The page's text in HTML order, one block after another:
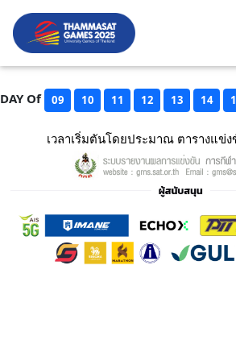
DAY Of 09 10 11 12 13 14
เวลาเริ่มตันโดยประมาณ ตารางแข่